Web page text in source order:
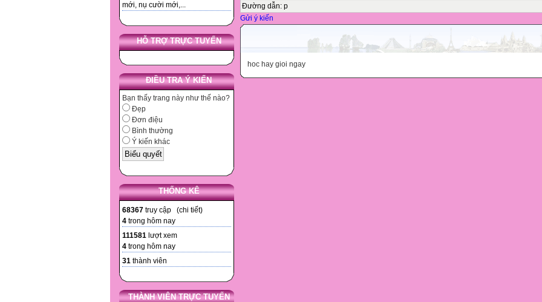
mới, nụ cười mới,...
HỖ TRỢ TRỰC TUYẾN
ĐIỀU TRA Ý KIẾN
Bạn thấy trang này như thế nào?
Đẹp
Đơn điệu
Bình thường
Ý kiến khác
THỐNG KÊ
68367 truy cập (chi tiết)
4 trong hôm nay
111581 lượt xem
4 trong hôm nay
31 thành viên
THÀNH VIÊN TRỰC TUYẾN
Đường dẫn: p
Gửi ý kiến
hoc hay gioi ngay